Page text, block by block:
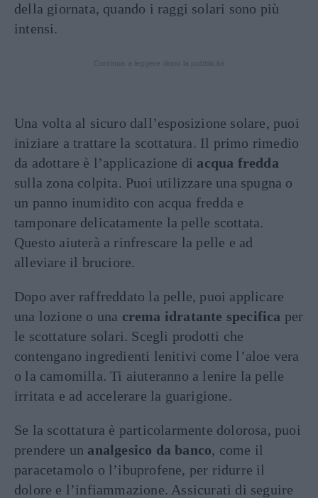
della giornata, quando i raggi solari sono più
intensi.
Una volta al sicuro dall’esposizione solare, puoi
iniziare a trattare la scottatura. Il primo rimedio
da adottare è l’applicazione di acqua fredda
sulla zona colpita. Puoi utilizzare una spugna o
un panno inumidito con acqua fredda e
tamponare delicatamente la pelle scottata.
Questo aiuterà a rinfrescare la pelle e ad
alleviare il bruciore.
Dopo aver raffreddato la pelle, puoi applicare
una lozione o una crema idratante specifica per
le scottature solari. Scegli prodotti che
contengano ingredienti lenitivi come l’aloe vera
o la camomilla. Ti aiuteranno a lenire la pelle
irritata e ad accelerare la guarigione.
Se la scottatura è particolarmente dolorosa, puoi
prendere un analgesico da banco, come il
paracetamolo o l’ibuprofene, per ridurre il
dolore e l’infiammazione. Assicurati di seguire